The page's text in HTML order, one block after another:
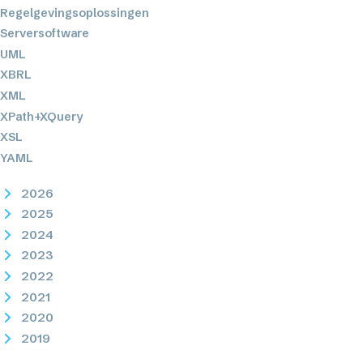
Regelgevingsoplossingen
Serversoftware
UML
XBRL
XML
XPath+XQuery
XSL
YAML
2026
2025
2024
2023
2022
2021
2020
2019